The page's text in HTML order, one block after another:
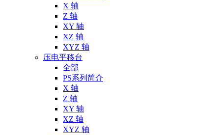
X 轴
Z 轴
XY 轴
XZ 轴
XYZ 轴
压电平移台
全部
PS系列简介
X 轴
Z 轴
XY 轴
XZ 轴
XYZ 轴